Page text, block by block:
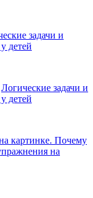
задачи и
детей
Логические задачи и
детей
картинке. Почему
на